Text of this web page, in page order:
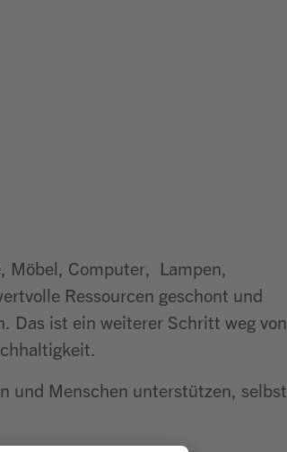
Möbel, Computer, Lampen,
Ressourcen geschont und
Das ist ein weiterer Schritt weg von
und Menschen unterstützen, selbst